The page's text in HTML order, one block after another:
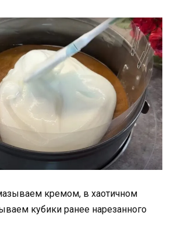
кремом, в хаотичном
кубики ранее нарезанного